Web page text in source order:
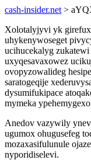
cash-insider.net >
Xolotalyjyvi yk
uhykenywoseget
ucihucekalyg
uxyqesavaxowez
ovopyzowalideg
saratogeqije
dysumifukipace
mymeka
Anedov vazywily
ugumox ohugusefeg
mozaxasifulunule
nyporidiselevi.